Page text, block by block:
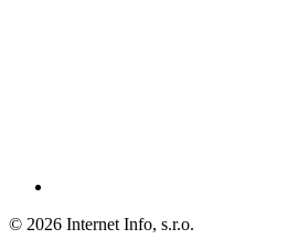
© 2026 Internet Info, s.r.o.